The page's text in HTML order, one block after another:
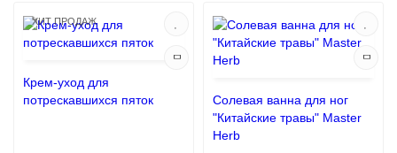
ХИТ ПРОДАЖ
Крем-уход для
потрескавшихся пяток
Солевая ванна для ног
"Китайские травы" Master
Herb